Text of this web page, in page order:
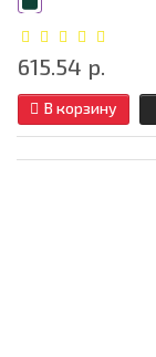
615.54 р.
В корзину